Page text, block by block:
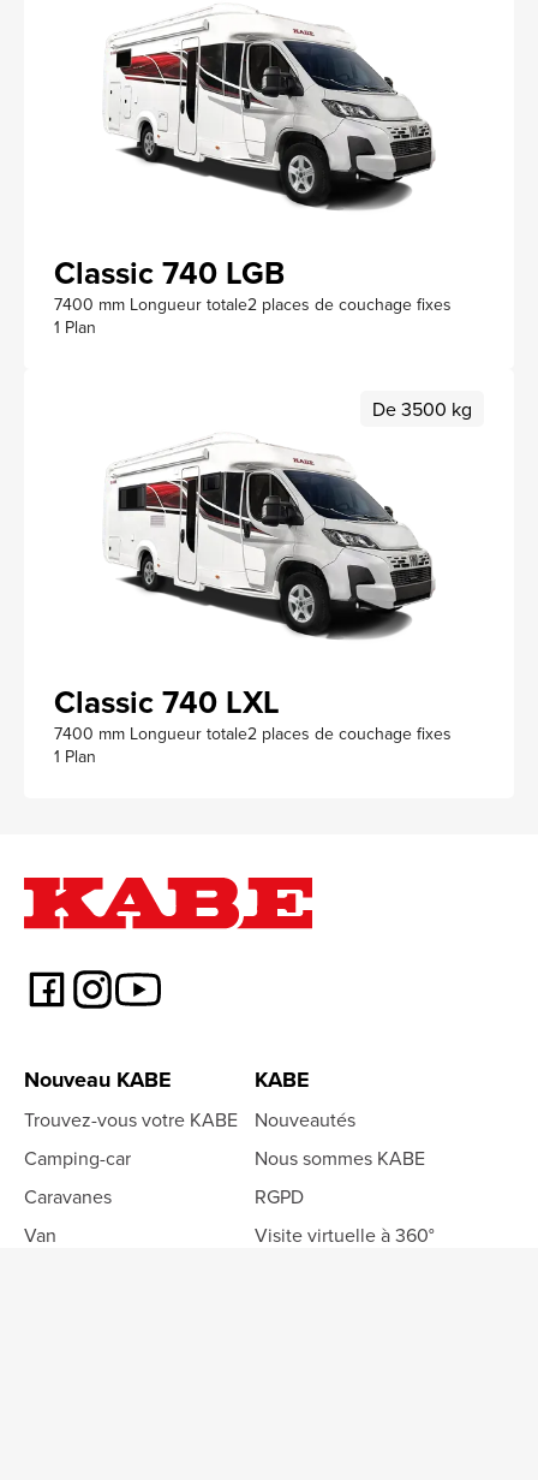
Classic 740 LGB
7400 mm Longueur totale2 places de couchage fixes
1 Plan
De 3500 kg
Classic 740 LXL
7400 mm Longueur totale2 places de couchage fixes
1 Plan
Nouveau KABE
Trouvez-vous votre KABE
Camping-car
Caravanes
Van
KABE
Nouveautés
Nous sommes KABE
RGPD
Visite virtuelle à 360°